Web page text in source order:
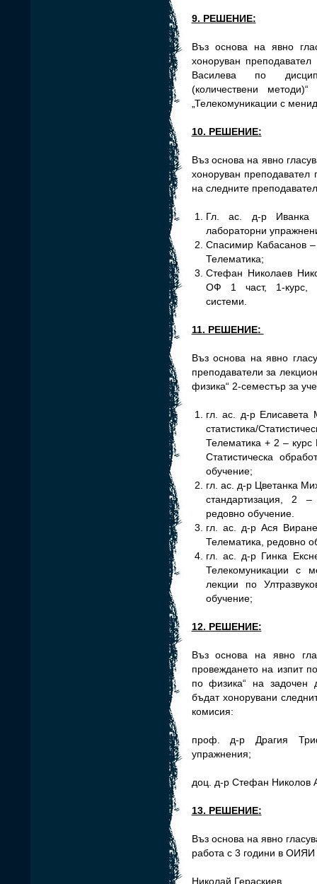
9. РЕШЕНИЕ:
Въз основа на явно
хоноруван
Василева по
(количествени
„Телекомуникации с
10. РЕШЕНИЕ:
Въз основа на явно
хоноруван преподавател
на следните
Гл. ас. д-р Иванка
лабораторни
Спасимир Кабасанов
Телематика;
Стефан Николаев
ОФ 1 част, 1-курс,
системи.
11. РЕШЕНИЕ:
Въз основа на явно
преподаватели за
физика“ 2-семестър за
гл. ас. д-р
статистика/
Телематика + 2 –
Статистическа
обучение;
гл. ас. д-р Цветанка
стандартизация, 2
редовно обучение.
гл. ас. д-р Ася
Телематика, редовно
гл. ас. д-р Гинка
Телекомуникации с
лекции по
обучение;
12. РЕШЕНИЕ:
Въз основа на явно
провеждането на изпит
по физика“ на задочен
бъдат хонорувани
комисия:
проф. д-р Драгия
упражнения;
доц. д-р Стефан Николов
13. РЕШЕНИЕ:
Въз основа на явно
работа с 3 години в
Николай Гераскиев